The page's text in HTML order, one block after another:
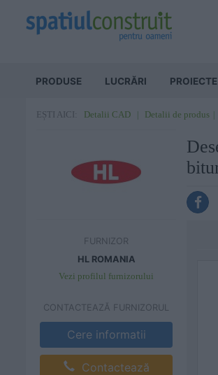
PRODUSE LUCRĂRI PROIECTE
EȘTI AICI: Detalii CAD Detalii de produs
FURNIZOR
HL ROMANIA
Vezi profilul furnizorului
CONTACTEAZĂ FURNIZORUL
Cere informatii
Contactează